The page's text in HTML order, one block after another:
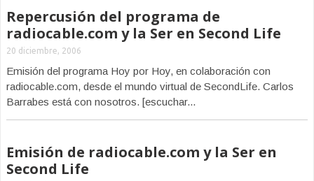
Repercusión del programa de
radiocable.com y la Ser en Second Life
20 diciembre, 2006
Emisión del programa Hoy por Hoy, en colaboración con
radiocable.com, desde el mundo virtual de SecondLife. Carlos
Barrabes está con nosotros. [escuchar...
Emisión de radiocable.com y la Ser en
Second Life